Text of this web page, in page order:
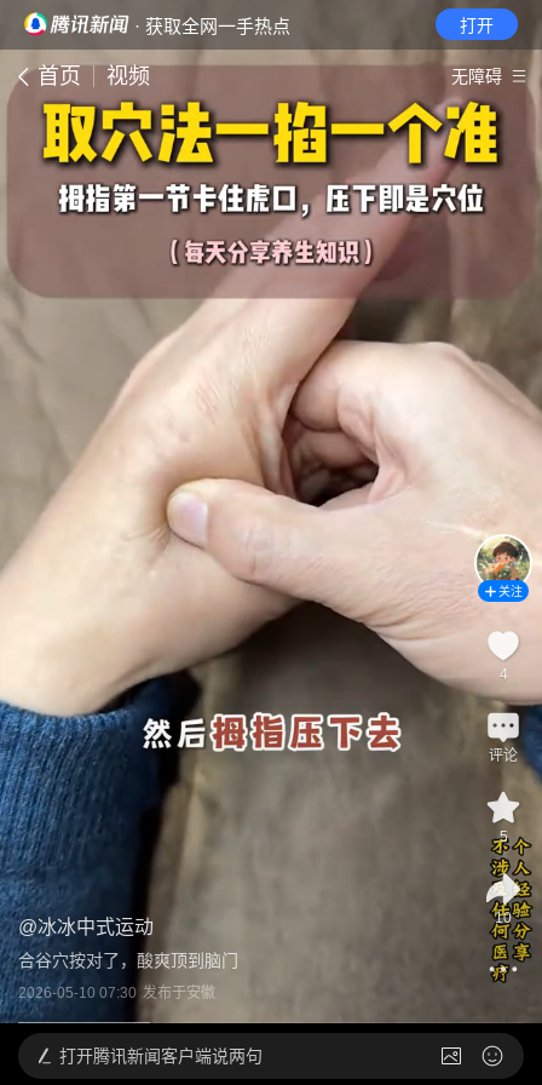
· 获取全网一手热点 打开
首页 视频 无障碍
@冰冰中式运动
合谷穴按对了，酸爽顶到脑门
2026-05-10 07:30 发布于安徽
关注
4
评论
5
10
打开腾讯新闻客户端说两句